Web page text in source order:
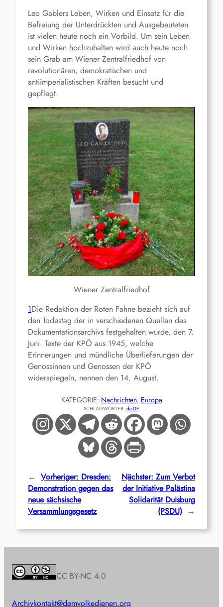
Leo Gablers Leben, Wirken und Einsatz für die
Befreiung der Unterdrückten und Ausgebeuteten
ist vielen heute noch ein Vorbild. Um sein Leben
und Wirken hochzuhalten wird auch heute noch
sein Grab am Wiener Zentralfriedhof von
revolutionären, demokratischen und
antiimperialistischen Kräften besucht und
gepflegt.
Wiener Zentralfriedhof
1Die Redaktion der Roten Fahne bezieht sich auf
den Todestag der in verschiedenen Quellen des
Dokumentationsarchivs festgehalten wurde, den 7.
Juni. Texte der KPÖ aus 1945, welche
Erinnerungen und mündliche Überlieferungen der
Genossinnen und Genossen der KPÖ
widerspiegeln, nennen den 14. August.
KATEGORIE: Nachrichten, Europa
SCHLAGWÖRTER: de-DE
← Vorheriger: Dresden:
Demonstration gegen das
neue sächsische
Versammlungsgesetz
Nächster: Zum Verbot
der Initiative Palästina
Solidarität Duisburg
(PSDU) →
CC BY-NC 4.0
Archivkontakt@demvolkedienen.org